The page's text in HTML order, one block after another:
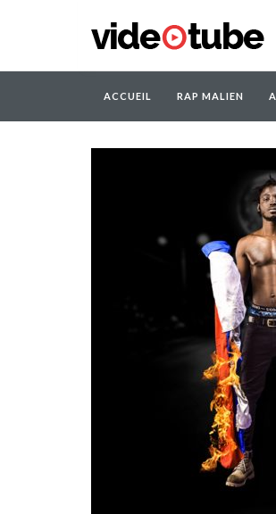
ACCUEIL RAP MALIEN